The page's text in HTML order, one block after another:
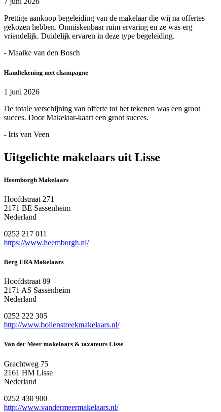
Prettige aankoop begeleiding van de makelaar die wij na offertes
gekozen hebben. Onmiskenbaar ruim ervaring en ze was erg
vriendelijk. Duidelijk ervaren in deze type begeleiding.
- Maaike van den Bosch
Handtekening met champagne
1 juni 2026
De totale verschijning van offerte tot het tekenen was een groot
succes. Door Makelaar-kaart een groot succes.
- Iris van Veen
Uitgelichte makelaars uit Lisse
Heemborgh Makelaars
Hoofdstraat 271
2171 BE Sassenheim
Nederland
0252 217 011
https://www.heemborgh.nl/
Berg ERA Makelaars
Hoofdstraat 89
2171 AS Sassenheim
Nederland
0252 222 305
http://www.bollenstreekmakelaars.nl/
Van der Meer makelaars & taxateurs Lisse
Grachtweg 75
2161 HM Lisse
Nederland
0252 430 900
http://www.vandermeermakelaars.nl/